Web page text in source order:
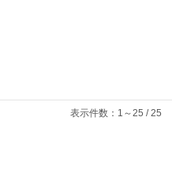
表示件数：1～25 / 25